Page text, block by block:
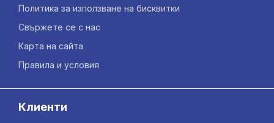
Политика за използване на бисквитки
Свържете се с нас
Карта на сайта
Правила и условия
Клиенти